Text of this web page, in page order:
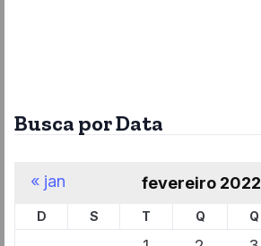
Busca por Data
fevereiro 2022
D S T Q Q
« jan